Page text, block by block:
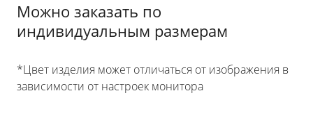
Можно заказать по
индивидуальным размерам
*Цвет изделия может отличаться от изображения в
зависимости от настроек монитора